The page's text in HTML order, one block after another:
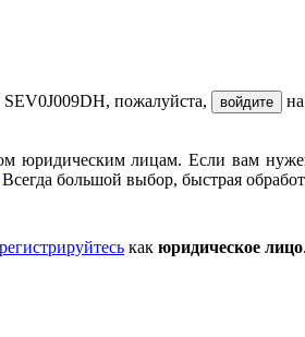
пожалуйста,
войдите
юридическим лицам. Если вам
Всегда большой выбор, быстрая
как юридическое лицо.